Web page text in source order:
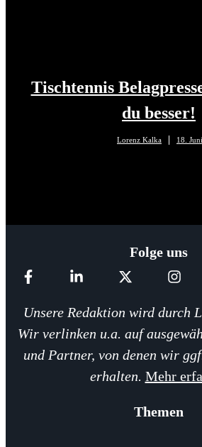
Tischtennis
du besser!
Lorenz Kalka 18.
Folge uns
Unsere Redaktion wird durch
Wir verlinken u.a. auf
und Partner, von denen wir
erhalten. Mehr
Themen